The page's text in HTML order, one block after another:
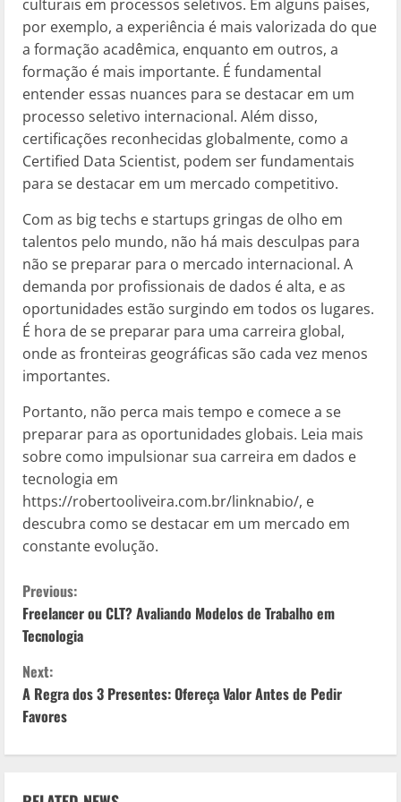
culturais em processos seletivos. Em alguns países,
por exemplo, a experiência é mais valorizada do que
a formação acadêmica, enquanto em outros, a
formação é mais importante. É fundamental
entender essas nuances para se destacar em um
processo seletivo internacional. Além disso,
certificações reconhecidas globalmente, como a
Certified Data Scientist, podem ser fundamentais
para se destacar em um mercado competitivo.
Com as big techs e startups gringas de olho em
talentos pelo mundo, não há mais desculpas para
não se preparar para o mercado internacional. A
demanda por profissionais de dados é alta, e as
oportunidades estão surgindo em todos os lugares.
É hora de se preparar para uma carreira global,
onde as fronteiras geográficas são cada vez menos
importantes.
Portanto, não perca mais tempo e comece a se
preparar para as oportunidades globais. Leia mais
sobre como impulsionar sua carreira em dados e
tecnologia em
https://robertooliveira.com.br/linknabio/, e
descubra como se destacar em um mercado em
constante evolução.
C
o
n
t
i
n
Previous:
Freelancer ou CLT? Avaliando Modelos de Trabalho em
Tecnologia
Next:
A Regra dos 3 Presentes: Ofereça Valor Antes de Pedir
Favores